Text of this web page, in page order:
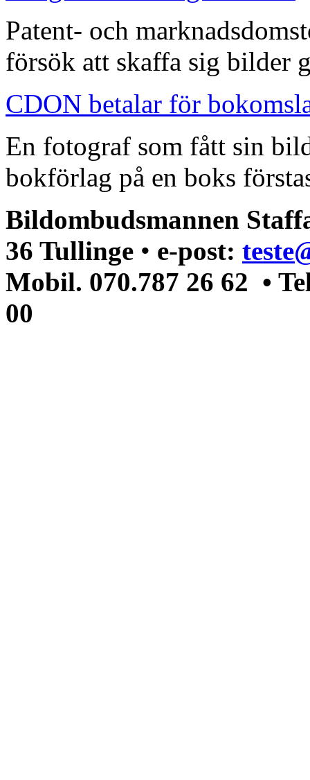
Patent- och
försök att skaffa sig bilder
CDON betalar för
En fotograf som fått sin
bokförlag på en boks
Bildombudsmannen
36 Tullinge • e-post:
Mobil. 070.787 26 62 •
00